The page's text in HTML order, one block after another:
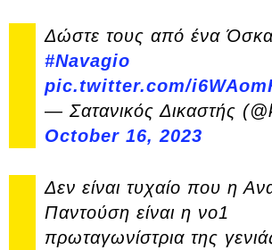
Δώστε τους από ένα
#Navagio
pic.twitter.com/
— Σατανικός Δικαστής
October 16, 2023
Δεν είναι τυχαίο που η
Παντούση είναι η νο1
πρωταγωνίστρια της